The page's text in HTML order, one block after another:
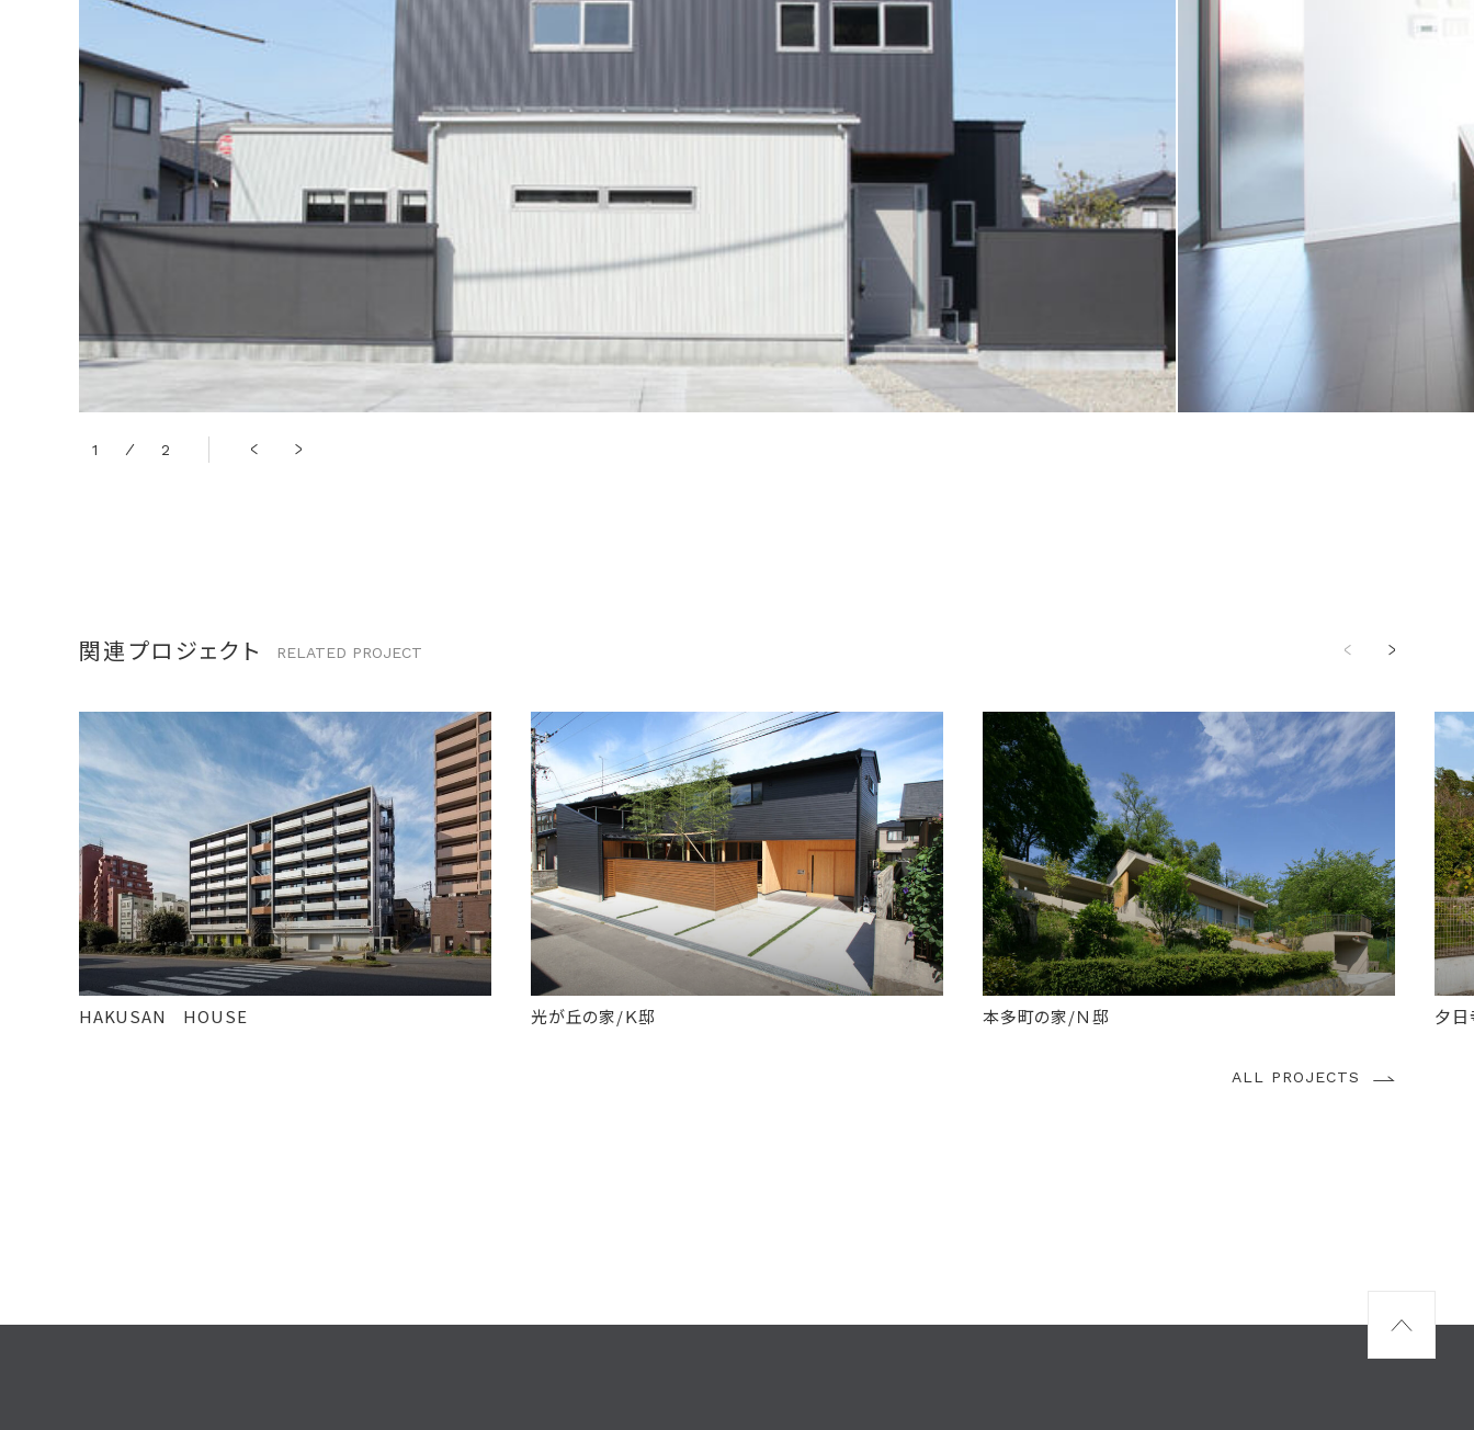
1
2
関連プロジェクト RELATED PROJECT
竣工
2018年 1月
分類
居住施設
所在
東京都文京区白山
規模
HAKUSAN HOUSE
竣工
2016年 9月
分類
居住施設
石川県金沢市
光が丘の家/Ｋ邸
竣工
2014年 5月
分類
居住施設
石川県金沢市
規模
鉄筋コンクリート造 地上2階
本多町の家/Ｎ邸 夕日
ALL PROJECTS